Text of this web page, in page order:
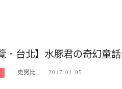
．台北】水豚君の奇幻童
史努比 2017-01-05